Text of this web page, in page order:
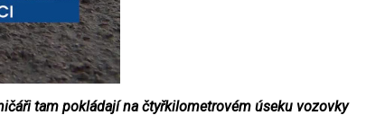
tam pokládají na čtyřkilometrovém úseku vozovky